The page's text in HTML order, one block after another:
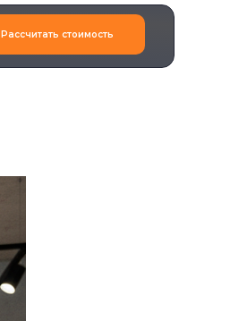
Рассчитать стоимость